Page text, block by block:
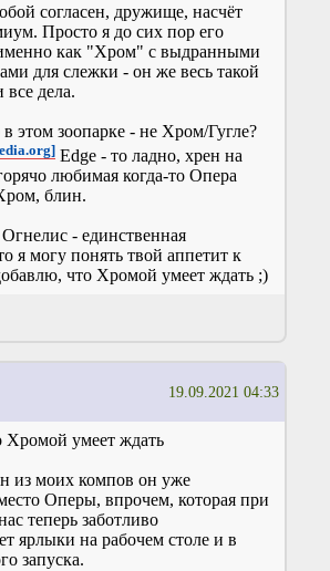
согласен, дружище, насчёт
Просто я до сих пор его
как "Хром" с выдранными
для слежки - он же весь такой
дела.
этом зоопарке - не Хром/Гугле?
Edge - то ладно, хрен на
любимая когда-то Опера
блин.
- единственная
я могу понять твой аппетит к
что Хромой умеет ждать ;)
19.09.2021 04:33
Хромой умеет ждать
из моих компов он уже
Оперы, впрочем, которая при
теперь заботливо
ярлыки на рабочем столе и в
запуска.